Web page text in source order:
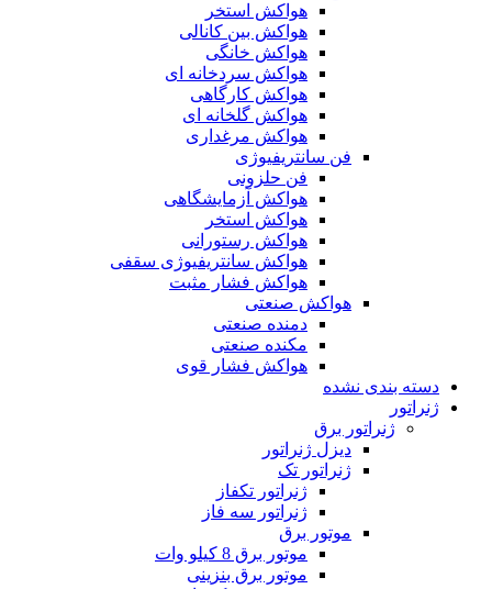
هواکش استخر
هواکش بین کانالی
هواکش خانگی
هواکش سردخانه ای
هواکش کارگاهی
هواکش گلخانه ای
هواکش مرغداری
فن سانتریفیوژی
فن حلزونی
هواکش آزمایشگاهی
هواکش استخر
هواکش رستورانی
هواکش سانتریفیوژی سقفی
هواکش فشار مثبت
هواکش صنعتی
دمنده صنعتی
مکنده صنعتی
هواکش فشار قوی
دسته بندی نشده
ژنراتور
ژنراتور برق
دیزل ژنراتور
ژنراتور تک
ژنراتور تکفاز
ژنراتور سه فاز
موتور برق
موتور برق 8 کیلو وات
موتور برق بنزینی